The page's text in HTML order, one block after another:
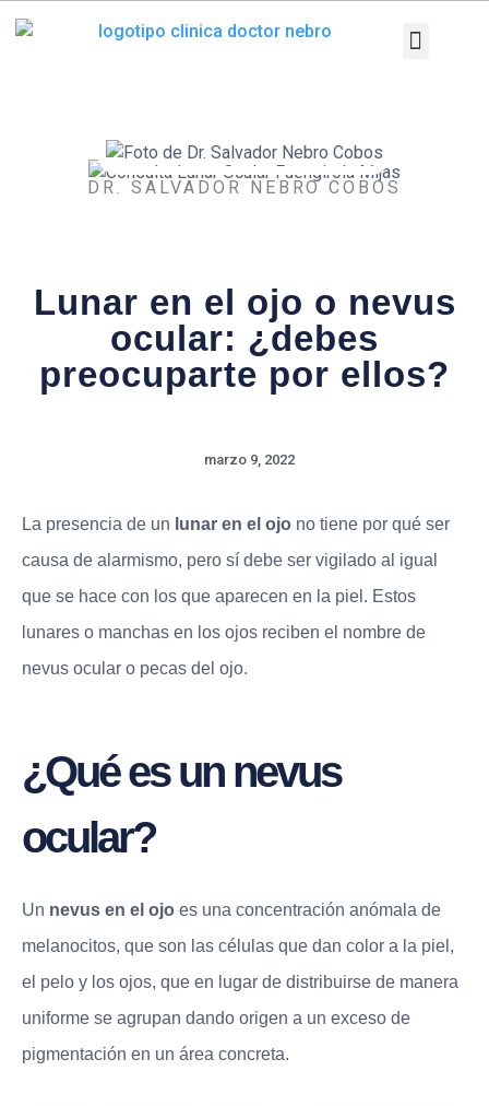
DR. SALVADOR NEBRO COBOS
Lunar en el ojo o nevus
ocular: ¿debes
preocuparte por ellos?
marzo 9, 2022
La presencia de un lunar en el ojo no tiene por qué ser
causa de alarmismo, pero sí debe ser vigilado al igual
que se hace con los que aparecen en la piel. Estos
lunares o manchas en los ojos reciben el nombre de
nevus ocular o pecas del ojo.
¿Qué es un nevus
ocular?
Un nevus en el ojo es una concentración anómala de
melanocitos, que son las células que dan color a la piel,
el pelo y los ojos, que en lugar de distribuirse de manera
uniforme se agrupan dando origen a un exceso de
pigmentación en un área concreta.